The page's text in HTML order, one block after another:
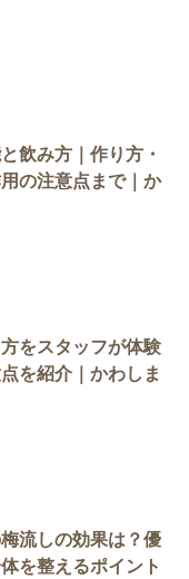
飲み方｜作り方・
の注意点まで｜か
をスタッフが体験
を紹介｜かわしま
流しの効果は？優
を整えるポイント